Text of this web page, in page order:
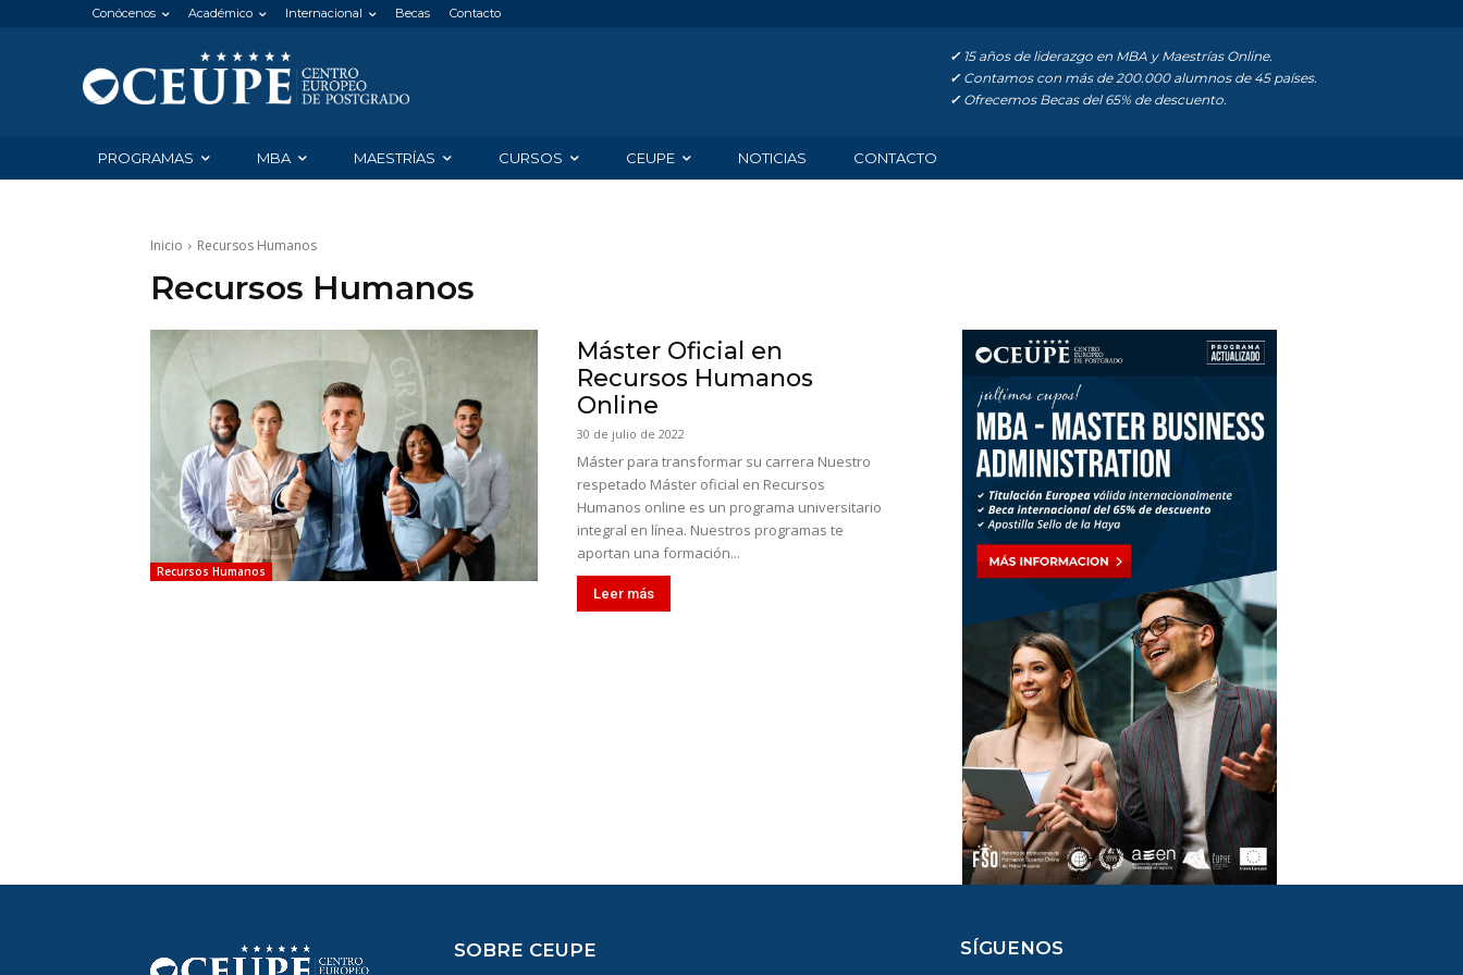
Conócenos Académico Internacional Becas Contacto
✓15 años de liderazgo en MBA y Maestrías Online.
✓Contamos con más de 200.000 alumnos de 45 países.
✓Ofrecemos Becas del 65% de descuento.
PROGRAMAS MBA MAESTRÍAS CURSOS CEUPE NOTICIAS CONTACTO
Inicio Recursos Humanos
Recursos Humanos
Recursos Humanos
Máster Oficial en
Recursos Humanos
Online
30 de julio de 2022
Máster para transformar su carrera Nuestro
respetado Máster oficial en Recursos
Humanos online es un programa universitario
integral en línea. Nuestros programas te
aportan una formación...
Leer más
SOBRE CEUPE SÍGUENOS